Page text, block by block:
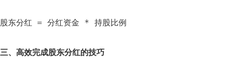
股东分红 = 分红资金 * 持股比例
三、高效完成股东分红的技巧